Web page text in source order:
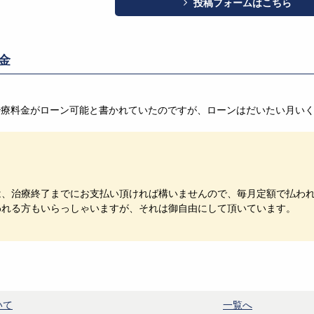
投稿フォームはこちら
料金がローン可能と書かれていたのですが、ローンはだいたい月い
治療終了までにお支払い頂ければ構いませんので、毎月定額で払わ
る方もいらっしゃいますが、それは御自由にして頂いています。
て 一覧へ